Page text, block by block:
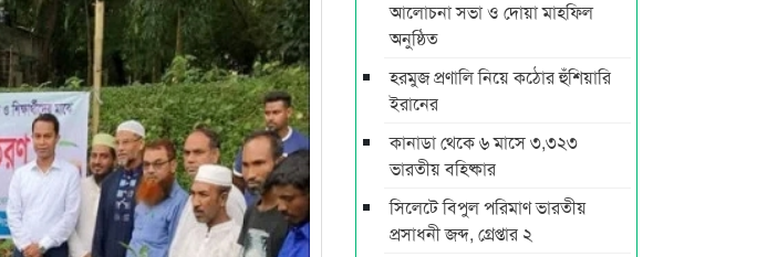
আলোচনা সভা ও দোয়া মাহফিল
অনুষ্ঠিত
হরমুজ প্রণালি নিয়ে কঠোর হুঁশিয়ারি
ইরানের
কানাডা থেকে ৬ মাসে ৩,৩২৩
ভারতীয় বহিষ্কার
সিলেটে বিপুল পরিমাণ ভারতীয়
প্রসাধনী জব্দ, গ্রেপ্তার ২